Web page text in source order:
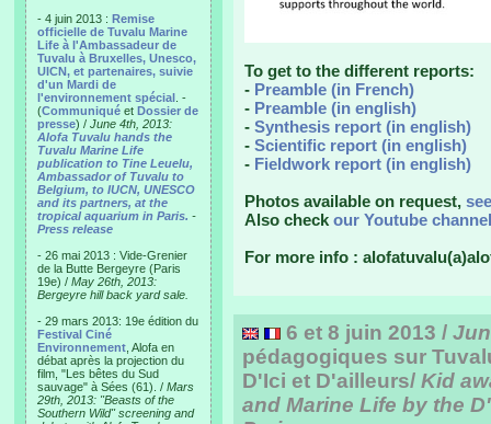
- 4 juin 2013 : Remise
officielle de Tuvalu Marine
Life à l'Ambassadeur de
Tuvalu à Bruxelles, Unesco,
UICN, et partenaires, suivie
d'un Mardi de
l'environnement spécial . -
(Communiqué et Dossier de
presse) / June 4th, 2013:
Alofa Tuvalu hands the
Tuvalu Marine Life
publication to Tine Leuelu,
Ambassador of Tuvalu to
Belgium, to IUCN, UNESCO
and its partners, at the
tropical aquarium in Paris. -
Press release
- 26 mai 2013 : Vide-Grenier
de la Butte Bergeyre (Paris
19e) / May 26th, 2013:
Bergeyre hill back yard sale.
- 29 mars 2013: 19e édition du
Festival Ciné
Environnement , Alofa en
débat après la projection du
film, "Les bêtes du Sud
sauvage" à Sées (61). / Mars
29th, 2013: "Beasts of the
Southern Wild" screening and
To get to the different reports:
- Preamble (in French)
- Preamble (in english)
- Synthesis report (in english)
- Scientific report (in english)
- Fieldwork report (in english)
Photos available on request, see
Also check our Youtube channel
For more info :
6 et 8 juin 2013 /
pédagogiques sur
D'Ici et D'ailleurs/ Kid
and Marine Life by the